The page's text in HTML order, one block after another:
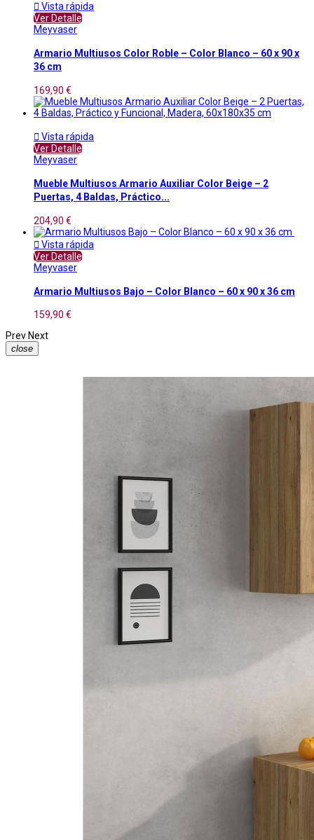
 Vista rápida
Ver Detalle
Meyvaser
Armario Multiusos Color Roble – Color Blanco – 60 x 90 x
36 cm
169,90 €
 Vista rápida
Ver Detalle
Meyvaser
Mueble Multiusos Armario Auxiliar Color Beige – 2
Puertas, 4 Baldas, Práctico...
204,90 €
 Vista rápida
Ver Detalle
Meyvaser
Armario Multiusos Bajo – Color Blanco – 60 x 90 x 36 cm
159,90 €
Prev Next
close